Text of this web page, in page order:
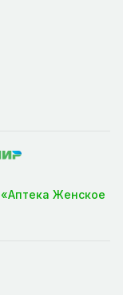
Женское